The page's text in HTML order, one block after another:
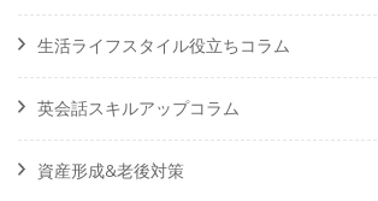
生活ライフスタイル役立ちコラム
英会話スキルアップコラム
資産形成&老後対策